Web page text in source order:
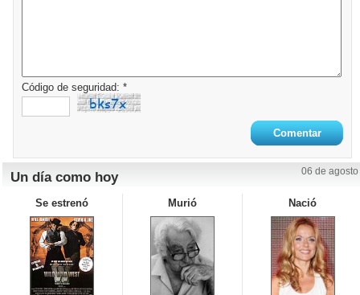
Código de seguridad: *
Un día como hoy 06 de agosto
Se estrenó Murió Nació